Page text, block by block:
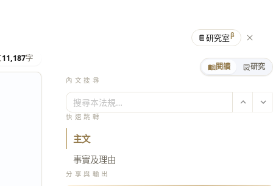
11,187字
閱讀 研究
內文搜尋
搜尋本法規…
快速跳轉
主文
事實及理由
分享與輸出
📔研究室β